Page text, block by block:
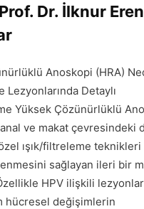
Dr. İlknur
Anoskopi (HRA)
Lezyonlarında Detaylı
Yüksek Çözünürlüklü
ve makat çevresindeki
ışık/filtreleme teknikleri
sağlayan ileri bir
HPV ilişkili
hücresel değişimlerin